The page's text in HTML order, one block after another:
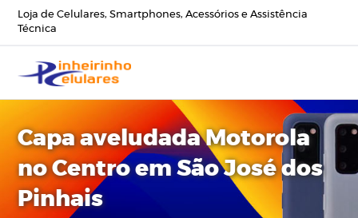
Loja de Celulares, Smartphones, Acessórios e Assistência
Técnica
Capa aveludada Motorola
no Centro em São José dos
Pinhais